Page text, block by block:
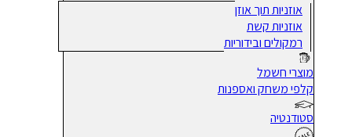
אוזניות תוך אוזן
אוזניות קשת
רמקולים ובידוריות
מוצרי חשמל
קלפי משחק ואספנות
סטודנטיה